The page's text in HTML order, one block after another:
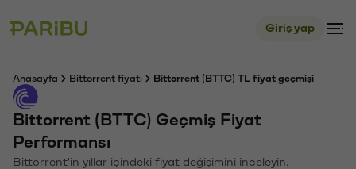
Giriş yap
Anasayfa Bittorrent fiyatı Bittorrent (BTTC) TL fiyat geçmişi
Bittorrent (BTTC) Geçmiş Fiyat
Performansı
Bittorrent'in yıllar içindeki fiyat değişimini inceleyin.